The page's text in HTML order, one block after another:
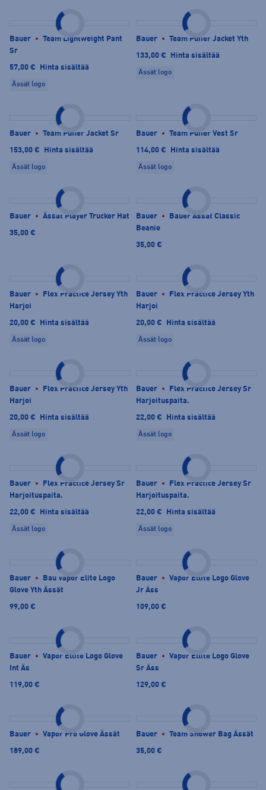
Bauer
Team Lightweight Pant
Sr
57,00 € Hinta sisältää
Ässät logo
Bauer Team Puffer Jacket Yth
133,00 € Hinta sisältää
Ässät logo
Bauer Team Puffer Jacket Sr
153,00 € Hinta sisältää
Ässät logo
Bauer Team Puffer Vest Sr
114,00 € Hinta sisältää
Ässät logo
Bauer Ässät Player Trucker Hat
35,00 €
Bauer
Bauer Ässät Classic
Beanie
35,00 €
Bauer
Flex Practice Jersey Yth
Harjoi
20,00 € Hinta sisältää
Ässät logo
Bauer
Flex Practice Jersey Yth
Harjoi
20,00 € Hinta sisältää
Ässät logo
Bauer
Flex Practice Jersey Yth
Harjoi
20,00 € Hinta sisältää
Ässät logo
Bauer
Flex Practice Jersey Sr
Harjoituspaita.
22,00 € Hinta sisältää
Ässät logo
Bauer
Flex Practice Jersey Sr
Harjoituspaita.
22,00 € Hinta sisältää
Ässät logo
Bauer
Flex Practice Jersey Sr
Harjoituspaita.
22,00 € Hinta sisältää
Ässät logo
Bauer
Bau Vapor Elite Logo
Glove Yth Ässät
99,00 €
Bauer
Vapor Ellite Logo Glove
Jr Äss
109,00 €
Bauer
Vapor Ellite Logo Glove
Int Äs
119,00 €
Bauer
Vapor Ellite Logo Glove
Sr Äss
129,00 €
Bauer Vapor Pro Glove Ässät
189,00 €
Bauer Team Shower Bag Ässät
35,00 €